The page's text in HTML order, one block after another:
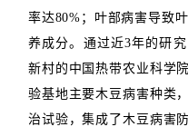
率达80%；叶部病害导致
养成分。通过近3年的研
新村的中国热带农业科学
验基地主要木豆病害种类
治试验，集成了木豆病害